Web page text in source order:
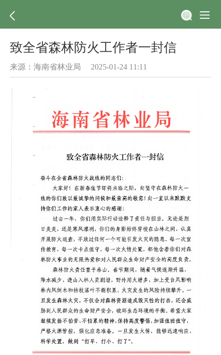
致全省森林防火工作者一封信
来源：海南省林业局 2025-01-24 11:11